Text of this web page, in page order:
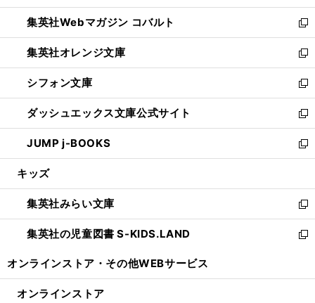
開
く
ウ
で
開
く
ン
ド
ウ
で
開
く
ウ
ィ
ン
ド
ウ
で
開
く
集英社Webマガジン コバルト
新
し
い
ウ
ィ
ン
ド
ウ
で
開
集英社オレンジ文庫
新
し
い
ウ
ィ
ン
ド
ウ
開
く
シフォン文庫
新
し
い
ウ
ィ
ン
ウ
で
開
く
ダッシュエックス文庫公式サイト
新
し
い
ウ
ン
ド
ウ
で
JUMP j-BOOKS
新
し
ウ
ィ
ン
ド
開
キッズ
集英社みらい文庫
新
し
い
ン
集英社の児童図書 S-KIDS.LAND
新
ウ
オンラインストア・ その他WEBサービス
オンラインストア